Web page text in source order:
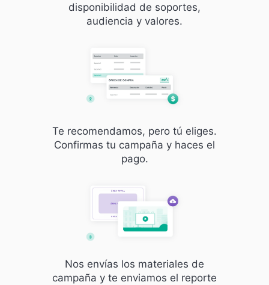
disponibilidad de soportes,
audiencia y valores.
Te recomendamos, pero tú eliges.
Confirmas tu campaña y haces el
pago.
Nos envías los materiales de
campaña y te enviamos el reporte